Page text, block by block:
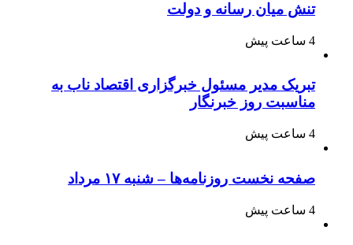
تنش میان رسانه و دولت
4 ساعت پیش
تبریک مدیر مسئول خبرگزاری اقتصاد ناب به
مناسبت روز خبرنگار
4 ساعت پیش
صفحه نخست روزنامه‌ها – شنبه ۱۷ مرداد
4 ساعت پیش